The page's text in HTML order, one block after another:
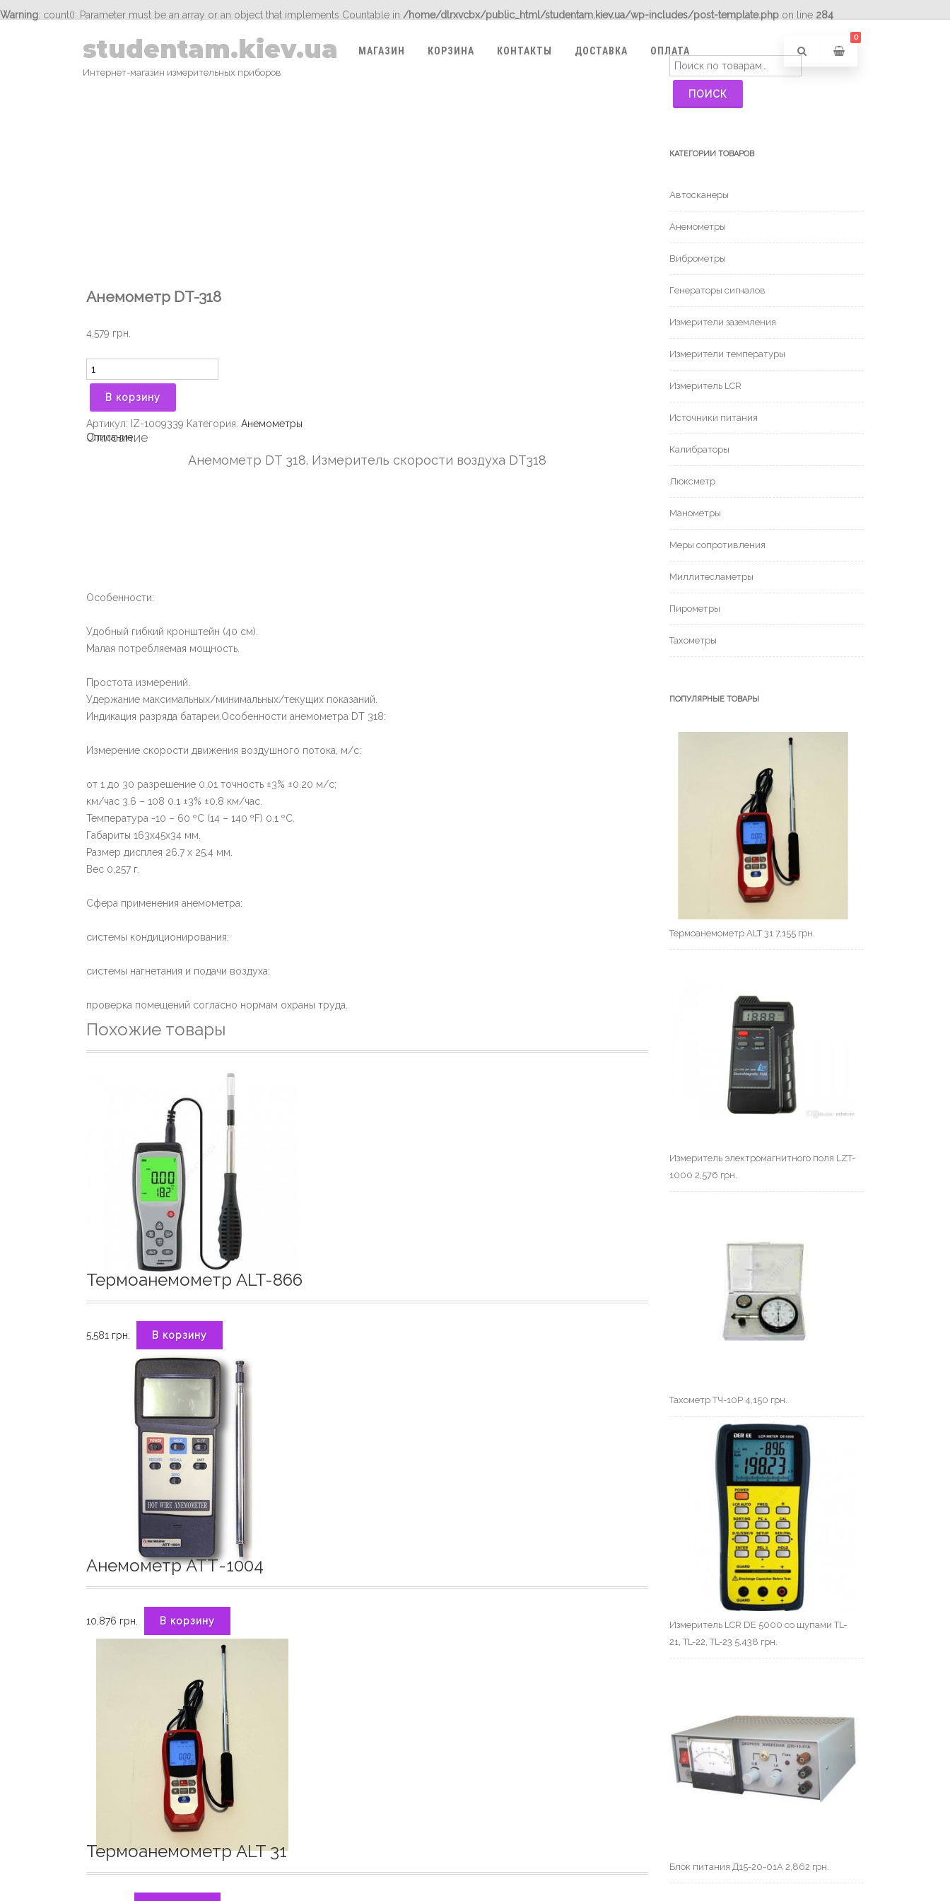
Warning: count(): Parameter must be an array or an object that implements Countable in /home/dlrxvcbx/public_html/studentam.kiev.ua/wp-includes/post-template.php on line 284
studentam.kiev.ua
Интернет-магазин измерительных приборов
МАГАЗИН КОРЗИНА КОНТАКТЫ ДОСТАВКА ОПЛАТА
0
Анемометр DT-318
4,579 грн.
Количество
В корзину
Артикул: IZ-1009339 Категория: Анемометры
Описание
Описание
Анемометр DT 318. Измеритель скорости воздуха DT318
Особенности:
Удобный гибкий кронштейн (40 см).
Малая потребляемая мощность.
Простота измерений.
Удержание максимальных/минимальных/текущих показаний.
Индикация разряда батареи.Особенности анемометра DT 318:
Измерение скорости движения воздушного потока, м/с:
от 1 до 30 разрешение 0.01 точность ±3% ±0.20 м/с;
км/час 3.6 – 108 0.1 ±3% ±0.8 км/час.
Температура -10 – 60 ºС (14 – 140 ºF) 0.1 ºС.
Габариты 163х45х34 мм.
Размер дисплея 26.7 х 25.4 мм.
Вес 0,257 г.
Сфера применения анемометра:
системы кондиционирования;
системы нагнетания и подачи воздуха;
проверка помещений согласно нормам охраны труда.
Похожие товары
Термоанемометр ALT-866
5,581 грн. В корзину
Анемометр АТТ-1004
10,876 грн. В корзину
Термоанемометр ALT 31
Искать:
ПОИСК
КАТЕГОРИИ ТОВАРОВ
Автосканеры
Анемометры
Виброметры
Генераторы сигналов
Измерители заземления
Измерители температуры
Измеритель LCR
Источники питания
Калибраторы
Люксметр
Манометры
Меры сопротивления
Миллитесламетры
Пирометры
Тахометры
ПОПУЛЯРНЫЕ ТОВАРЫ
Термоанемометр ALT 31 7,155 грн.
Измеритель электромагнитного поля LZT-
1000 2,576 грн.
Тахометр ТЧ-10Р 4,150 грн.
Измеритель LCR DE 5000 со щупами TL-
21, TL-22, TL-23 5,438 грн.
Блок питания Д15-20-01А 2,862 грн.